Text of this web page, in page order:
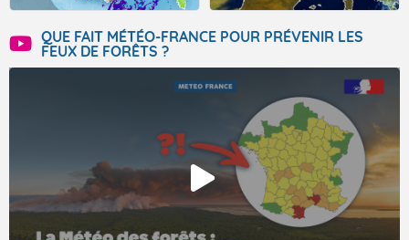
QUE FAIT MÉTÉO-FRANCE POUR PRÉVENIR LES
FEUX DE FORÊTS ?